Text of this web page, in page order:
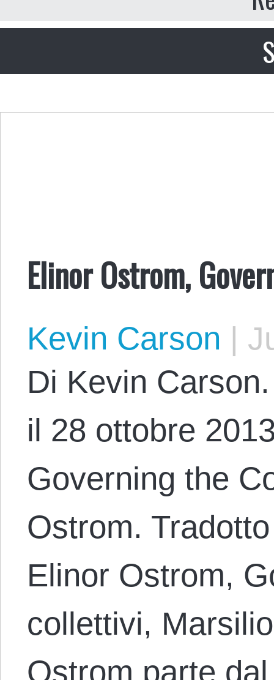
Elinor Ostrom,
Kevin Carson |
Di Kevin
il 28 ottobre
Governing the
Ostrom.
Elinor Ostrom,
collettivi,
Ostrom parte